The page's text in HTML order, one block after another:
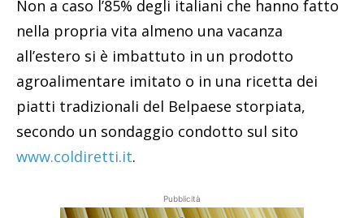
Non a caso l’85% degli italiani che hanno fatto
nella propria vita almeno una vacanza
all’estero si è imbattuto in un prodotto
agroalimentare imitato o in una ricetta dei
piatti tradizionali del Belpaese storpiata,
secondo un sondaggio condotto sul sito
www.coldiretti.it.
Pubblicità